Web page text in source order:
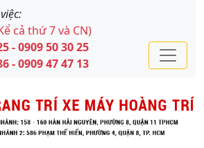
cả thứ 7 và CN)
- 0909 50 30 25
- 0909 47 47 13